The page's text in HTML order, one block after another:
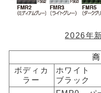
2026年
ボディカ
ラー
ホワイト
ブラック